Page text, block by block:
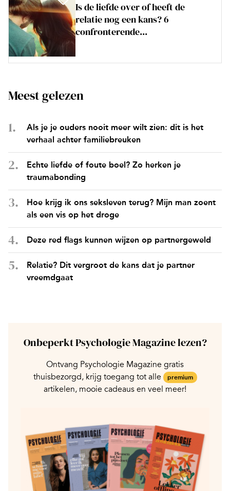
Is de liefde over of heeft de
relatie nog een kans? 6
confronterende...
Meest gelezen
Als je je ouders nooit meer wilt zien: dit is het
verhaal achter familiebreuken
Echte liefde of foute boel? Zo herken je
traumabonding
Hoe krijg ik ons seksleven terug? Mijn man zoent
als een vis op het droge
Deze red flags kunnen wijzen op partnergeweld
Relatie? Dit vergroot de kans dat je partner
vreemdgaat
Onbeperkt Psychologie Magazine lezen?
Ontvang Psychologie Magazine gratis
thuisbezorgd, krijg toegang tot alle
premium
artikelen, mooie cadeaus en veel meer!